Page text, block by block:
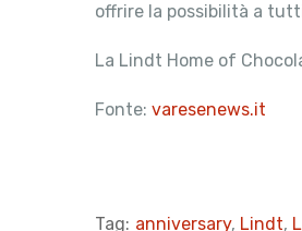
offrire la possibilità a
La Lindt Home of
Fonte: varesenews.it
Tag: anniversary, Lindt,